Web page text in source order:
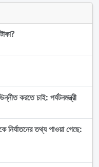
করতে চাই: পর্যটনমন্ত্রী
তথ্য পাওয়া গেছে: